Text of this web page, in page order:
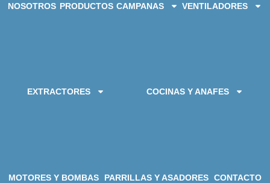
NOSOTROS PRODUCTOS CAMPANAS VENTILADORES
EXTRACTORES COCINAS Y ANAFES
MOTORES Y BOMBAS PARRILLAS Y ASADORES CONTACTO